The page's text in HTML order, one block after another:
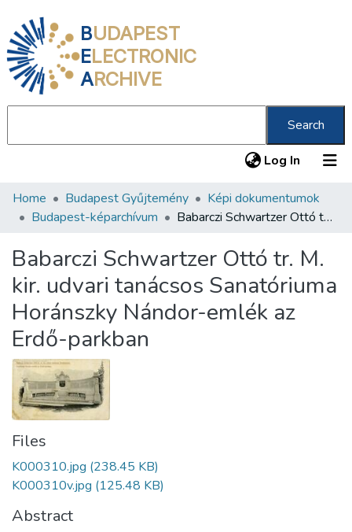
BUDAPEST
ELECTRONIC
ARCHIVE
Search
Log In (current)
Communities & Collections
Statistics
About us
Home Budapest Gyűjtemény
Képi dokumentumok
Budapest-képarchívum
Babarczi Schwartzer Ottó tr. M. kir. udvari tanácsos Sanatóriuma Horánszky Nándor-emlék az Erdő-parkban
Babarczi Schwartzer Ottó tr. M.
kir. udvari tanácsos Sanatóriuma
Horánszky Nándor-emlék az
Erdő-parkban
Files
K000310.jpg (238.45 KB)
K000310v.jpg (125.48 KB)
Abstract